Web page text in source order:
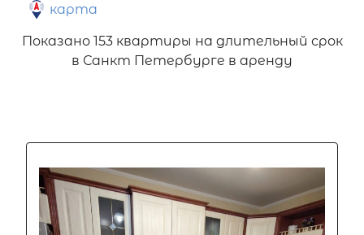
карта
Показано 153 квартиры на длительный срок
в Санкт Петербурге в аренду